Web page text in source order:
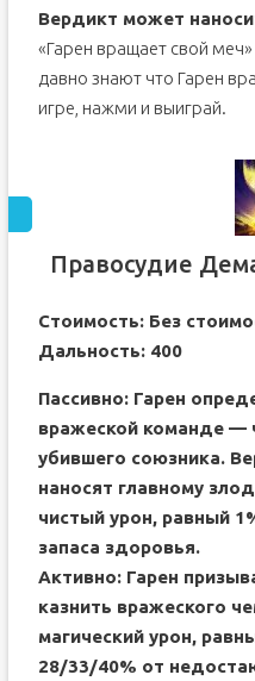
Вердикт может
«Гарен вращает свой
давно знают что Гарен
игре, нажми и выиграй.
Правосудие
Стоимость: Без
Дальность: 400
Пассивно: Гарен
вражеской команде —
убившего союзника.
наносят главному
чистый урон, равный
запаса здоровья.
Активно: Гарен
казнить вражеского
магический урон,
28/33/40% от